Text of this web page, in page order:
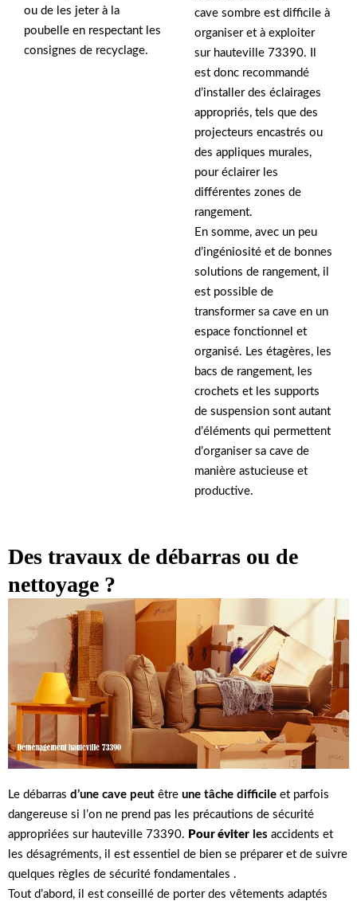
ou de les jeter à la
poubelle en respectant les
consignes de recyclage.
cave sombre est difficile à
organiser et à exploiter
sur hauteville 73390. Il
est donc recommandé
d’installer des éclairages
appropriés, tels que des
projecteurs encastrés ou
des appliques murales,
pour éclairer les
différentes zones de
rangement.
En somme, avec un peu
d’ingéniosité et de bonnes
solutions de rangement, il
est possible de
transformer sa cave en un
espace fonctionnel et
organisé. Les étagères, les
bacs de rangement, les
crochets et les supports
de suspension sont autant
d’éléments qui permettent
d’organiser sa cave de
manière astucieuse et
productive.
Des travaux de débarras ou de
nettoyage ?
Le débarras d’une cave peut être une tâche difficile et parfois
dangereuse si l’on ne prend pas les précautions de sécurité
appropriées sur hauteville 73390. Pour éviter les accidents et
les désagréments, il est essentiel de bien se préparer et de suivre
quelques règles de sécurité fondamentales .
Tout d’abord, il est conseillé de porter des vêtements adaptés